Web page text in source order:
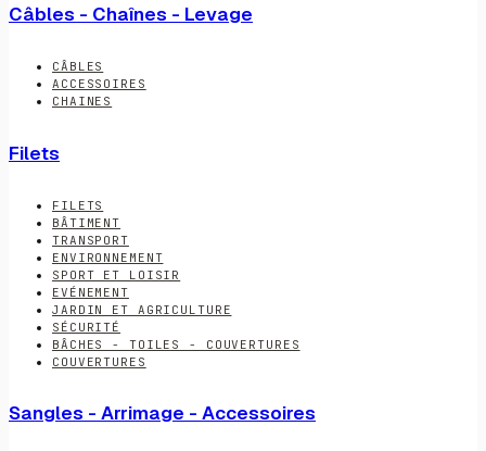
Câbles - Chaînes - Levage
CÂBLES
ACCESSOIRES
CHAINES
Filets
FILETS
BÂTIMENT
TRANSPORT
ENVIRONNEMENT
SPORT ET LOISIR
EVÉNEMENT
JARDIN ET AGRICULTURE
SÉCURITÉ
BÂCHES - TOILES - COUVERTURES
COUVERTURES
Sangles - Arrimage - Accessoires